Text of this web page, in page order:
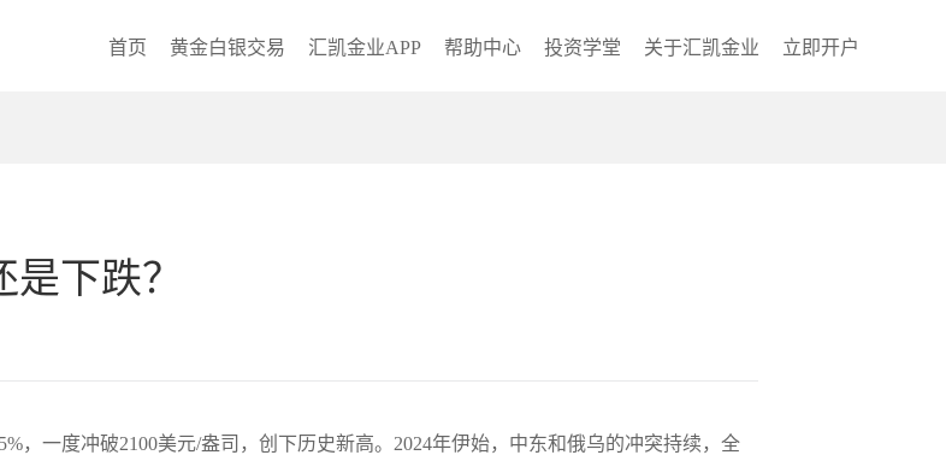
首页 黄金白银交易 汇凯金业APP 帮助中心 投资学堂 关于汇凯金业 立即开户
下跌？
，一度冲破2100美元/盎司，创下历史新高。2024年伊始，中东和俄乌的冲突持续，全